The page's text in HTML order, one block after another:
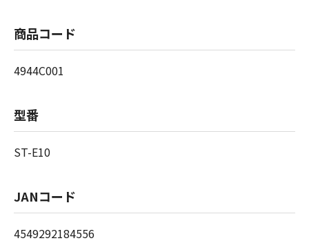
商品コード
4944C001
型番
ST-E10
JANコード
4549292184556